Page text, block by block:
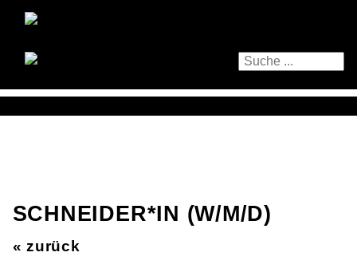
SCHNEIDER*IN (W/M/D)
« zurück